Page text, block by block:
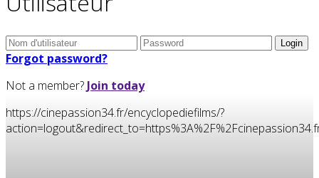
Forgot password?
Not a member? Join today
https://cinepassion34.fr/encyclopediefilms/?